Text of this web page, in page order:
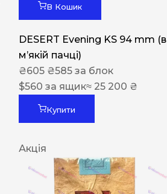
В Кошик
DESERT Evening KS 94 mm (в
мʼякій пачці)
₴605 ₴585 за блок
$560 за ящик≈ 25 200 ₴
Купити
Акція